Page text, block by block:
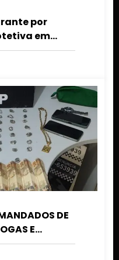
por
em
de botão
DE
E
EM CUIABÁ